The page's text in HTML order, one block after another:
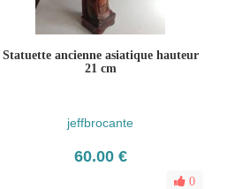
Statuette ancienne asiatique hauteur
21 cm
jeffbrocante
60.00 €
0